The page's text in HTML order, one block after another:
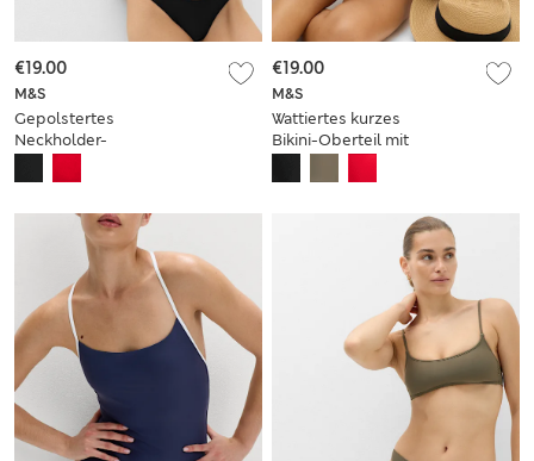
M&S
Gepolstertes
Neckholder-
Bandeau-
Bikinioberteil
€19.00
M&S
Wattiertes kurzes
Bikini-Oberteil mit
U-Ausschnitt
€19.00